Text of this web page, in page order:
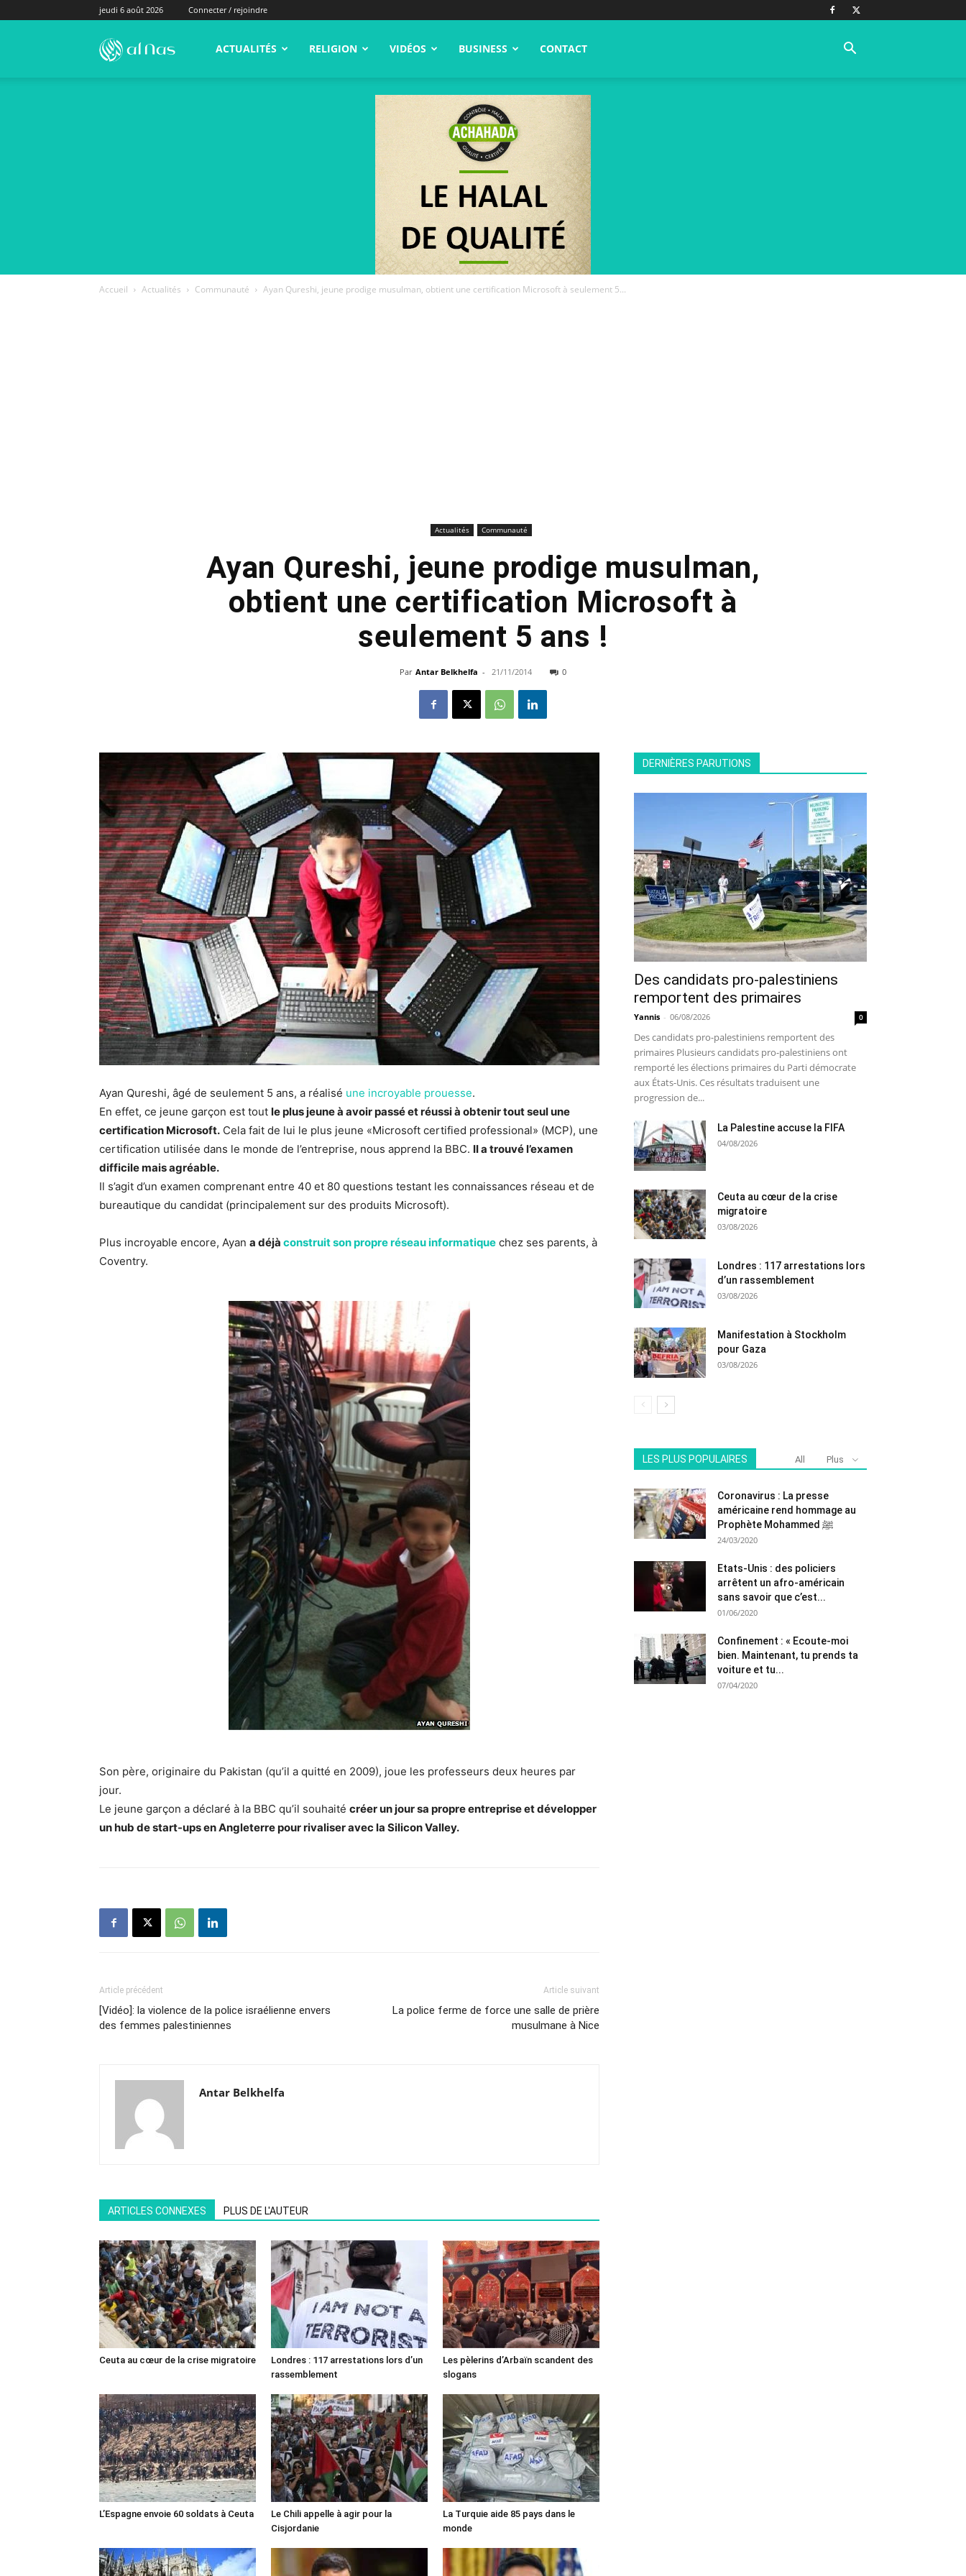
jeudi 6 août 2026 Connecter / rejoindre
alNas.fr ACTUALITÉS RELIGION VIDÉOS BUSINESS CONTACT
Accueil Actualités Communauté Ayan Qureshi, jeune prodige musulman, obtient une certification Microsoft à seulement 5...
Actualités Communauté
Ayan Qureshi, jeune prodige musulman,
obtient une certification Microsoft à
seulement 5 ans !
Par Antar Belkhelfa - 21/11/2014 0
Ayan Qureshi, âgé de seulement 5 ans, a réalisé une incroyable prouesse.
En effet, ce jeune garçon est tout le plus jeune à avoir passé et réussi à obtenir tout seul une
certification Microsoft. Cela fait de lui le plus jeune «Microsoft certified professional» (MCP), une
certification utilisée dans le monde de l’entreprise, nous apprend la BBC. II a trouvé l’examen
difficile mais agréable.
Il s’agit d’un examen comprenant entre 40 et 80 questions testant les connaissances réseau et de
bureautique du candidat (principalement sur des produits Microsoft).
Plus incroyable encore, Ayan a déjà construit son propre réseau informatique chez ses parents, à
Coventry.
Son père, originaire du Pakistan (qu’il a quitté en 2009), joue les professeurs deux heures par
jour.
Le jeune garçon a déclaré à la BBC qu’il souhaité créer un jour sa propre entreprise et développer
un hub de start-ups en Angleterre pour rivaliser avec la Silicon Valley.
Article précédent
[Vidéo]: la violence de la police israélienne envers
des femmes palestiniennes
Article suivant
La police ferme de force une salle de prière
musulmane à Nice
Antar Belkhelfa
ARTICLES CONNEXES PLUS DE L'AUTEUR
Ceuta au cœur de la crise migratoire
Londres : 117 arrestations lors d’un
rassemblement
Les pèlerins d’Arbaïn scandent des
slogans
L’Espagne envoie 60 soldats à Ceuta
Le Chili appelle à agir pour la
Cisjordanie
La Turquie aide 85 pays dans le
monde
DERNIÈRES PARUTIONS
Des candidats pro-palestiniens
remportent des primaires
Yannis - 06/08/2026 0
Des candidats pro-palestiniens remportent des
primaires Plusieurs candidats pro-palestiniens ont
remporté les élections primaires du Parti démocrate
aux États-Unis. Ces résultats traduisent une
progression de...
La Palestine accuse la FIFA
04/08/2026
Ceuta au cœur de la crise
migratoire
03/08/2026
Londres : 117 arrestations lors
d’un rassemblement
03/08/2026
Manifestation à Stockholm
pour Gaza
03/08/2026
LES PLUS POPULAIRES All Plus
Coronavirus : La presse
américaine rend hommage au
Prophète Mohammed ﷺ
24/03/2020
Etats-Unis : des policiers
arrêtent un afro-américain
sans savoir que c’est...
01/06/2020
Confinement : « Ecoute-moi
bien. Maintenant, tu prends ta
voiture et tu...
07/04/2020